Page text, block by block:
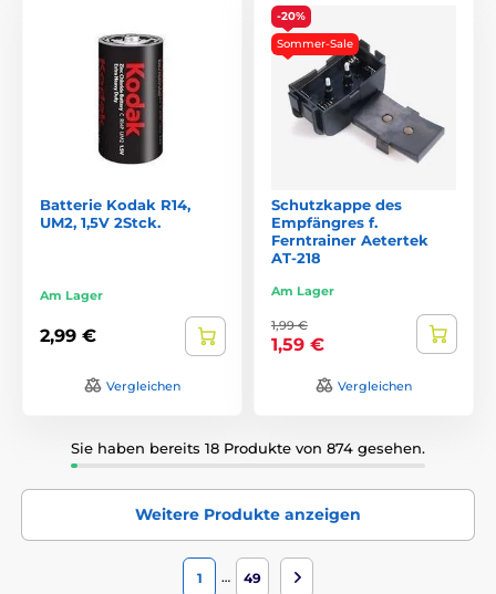
Batterie Kodak R14,
UM2, 1,5V 2Stck.
Am Lager
2,99 €
Vergleichen
-20%
Sommer-Sale
Schutzkappe des
Empfängres f.
Ferntrainer Aetertek
AT-218
Am Lager
1,99 €
1,59 €
Vergleichen
Sie haben bereits 18 Produkte von 874 gesehen.
Weitere Produkte anzeigen
1 … 49